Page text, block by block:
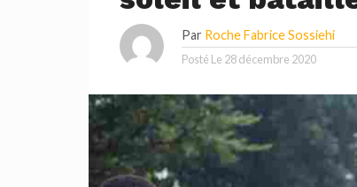
Par Roche Fabrice Sossiehi
Posté Le 28 décembre 2020